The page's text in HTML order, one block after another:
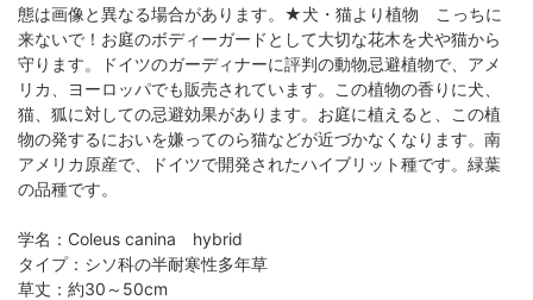
態は画像と異なる場合があります。★犬・猫より植物 こっちに
来ないで！お庭のボディーガードとして大切な花木を犬や猫から
守ります。ドイツのガーディナーに評判の動物忌避植物で、アメ
リカ、ヨーロッパでも販売されています。この植物の香りに犬、
猫、狐に対しての忌避効果があります。お庭に植えると、この植
物の発するにおいを嫌ってのら猫などが近づかなくなります。南
アメリカ原産で、ドイツで開発されたハイブリット種です。緑葉
の品種です。
学名：Coleus canina hybrid
タイプ：シソ科の半耐寒性多年草
草丈：約30～50cm